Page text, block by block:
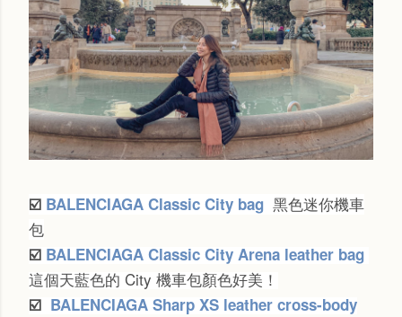
☑️ BALENCIAGA Classic City bag 黑色迷你機車
包
☑️ BALENCIAGA Classic City Arena leather bag
這個天藍色的 City 機車包顏色好美！
☑️ BALENCIAGA Sharp XS leather cross-body